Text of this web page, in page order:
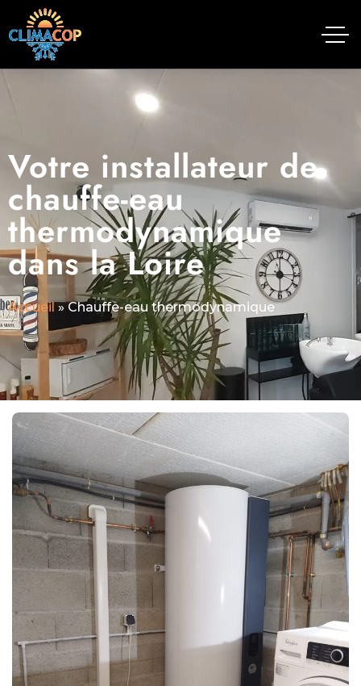
Votre installateur de
chauffe-eau
thermodynamique
dans la Loire
Accueil»Chauffe-eau thermodynamique